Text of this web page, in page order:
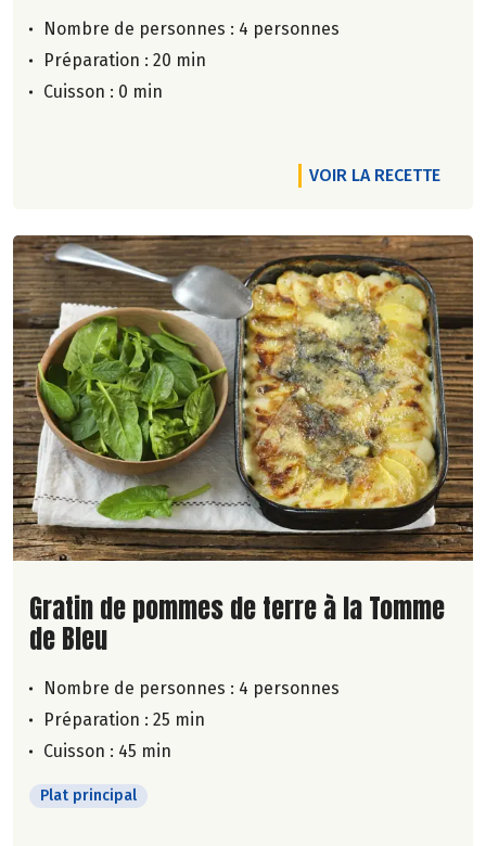
Nombre de personnes : 4 personnes
Préparation : 20 min
Cuisson : 0 min
VOIR LA RECETTE
Lire la suite de la recette
Gratin de pommes de terre à la Tomme
de Bleu
Nombre de personnes : 4 personnes
Préparation : 25 min
Cuisson : 45 min
Plat principal